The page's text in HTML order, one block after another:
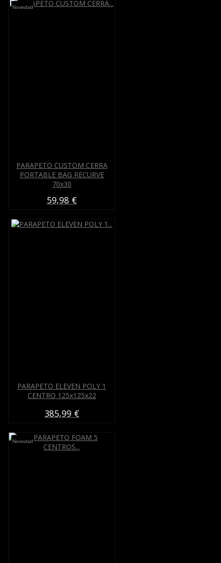
Novedad
PARAPETO CUSTOM CERRA
PORTABLE BAG RECURVE
70x30
59,98 €
PARAPETO ELEVEN POLY 1
CENTRO 125x125x22
385,99 €
Novedad